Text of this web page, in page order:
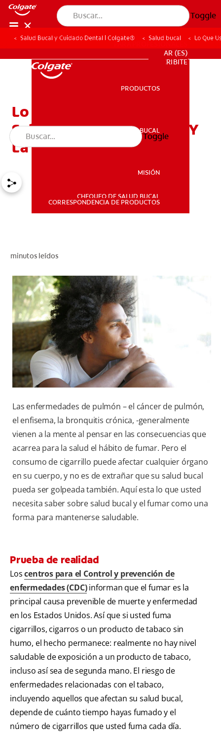
Toggle
SALUD BUCAL
PARA PROFESIONALES
PARA PROFESIONALES
AR (ES)
SUSCRIBITE
PRODUCTOS
SALUD BUCAL
MISIÓN
CHEQUEO DE SALUD BUCAL
CORRESPONDENCIA DE PRODUCTOS
Toggle
Salud Bucal y Cuidado Dental | Colgate® Salud bucal Lo Que
Lo Que Usted Necesita
Saber Sobre Tabaquismo Y
La Salud Bucal
minutos leídos
Las enfermedades de pulmón – el cáncer de pulmón,
el enfisema, la bronquitis crónica, -generalmente
vienen a la mente al pensar en las consecuencias que
acarrea para la salud el hábito de fumar. Pero el
consumo de cigarrillo puede afectar cualquier órgano
en su cuerpo, y no es de extrañar que su salud bucal
pueda ser golpeada también. Aquí esta lo que usted
necesita saber sobre salud bucal y el fumar como una
forma para mantenerse saludable.
Prueba de realidad
Loscentros para el Control y prevención de
enfermedades (CDC)informan que el fumar es la
principal causa prevenible de muerte y enfermedad
en los Estados Unidos. Así que si usted fuma
cigarrillos, cigarros o un producto de tabaco sin
humo, el hecho permanece: realmente no hay nivel
saludable de exposición a un producto de tabaco,
incluso así sea de segunda mano. El riesgo de
enfermedades relacionadas con el tabaco,
incluyendo aquellos que afectan su salud bucal,
depende de cuánto tiempo hayas fumado y el
número de cigarrillos que usted fuma cada día.